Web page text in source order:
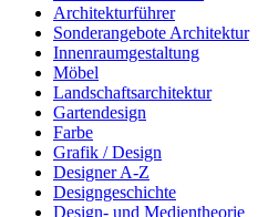
Architekturführer
Sonderangebote Architektur
Innenraumgestaltung
Möbel
Landschaftsarchitektur
Gartendesign
Farbe
Grafik / Design
Designer A-Z
Designgeschichte
Design- und Medientheorie